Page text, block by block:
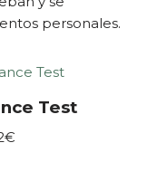
personales.
Test
€